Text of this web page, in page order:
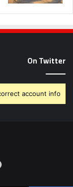
On Twitter
account info.